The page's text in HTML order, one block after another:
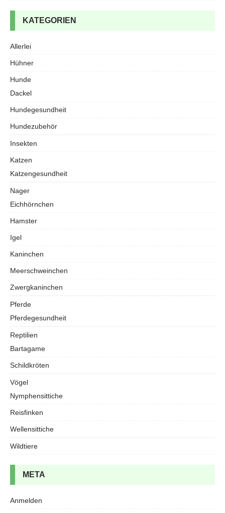
KATEGORIEN
Allerlei
Hühner
Hunde
Dackel
Hundegesundheit
Hundezubehör
Insekten
Katzen
Katzengesundheit
Nager
Eichhörnchen
Hamster
Igel
Kaninchen
Meerschweinchen
Zwergkaninchen
Pferde
Pferdegesundheit
Reptilien
Bartagame
Schildkröten
Vögel
Nymphensittiche
Reisfinken
Wellensittiche
Wildtiere
META
Anmelden